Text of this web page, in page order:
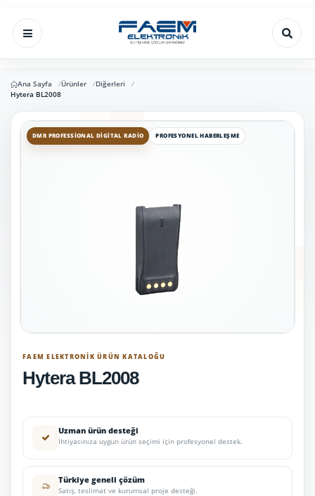
Ana Sayfa Ürünler
Diğerleri
Hytera BL2008
DMR PROFESSIONAL DIGITAL RADIO PROFESYONEL HABERLEŞME
FAEM ELEKTRONIK ÜRÜN KATALOĞU
Hytera BL2008
Uzman ürün desteği
İhtiyacınıza uygun ürün seçimi için profesyonel destek.
Türkiye geneli çözüm
Satış, teslimat ve kurumsal proje desteği.